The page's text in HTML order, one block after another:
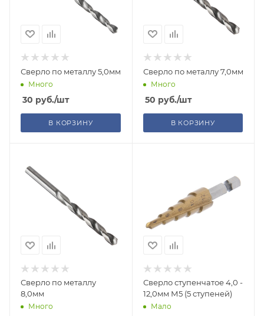
Сверло по металлу 5,0мм
Много
30 руб./шт
В КОРЗИНУ
Сверло по металлу 7,0мм
Много
50 руб./шт
В КОРЗИНУ
Сверло по металлу
8,0мм
Много
Сверло ступенчатое 4,0 -
12,0мм М5 (5 ступеней)
Мало